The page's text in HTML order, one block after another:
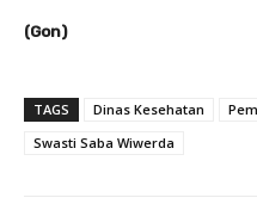
(Gon)
TAGS Dinas Kesehatan
Swasti Saba Wiwerda